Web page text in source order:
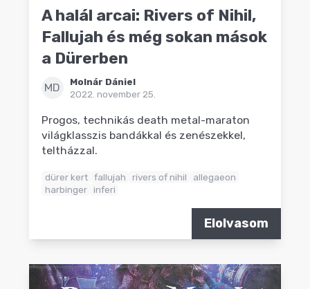
A halál arcai: Rivers of Nihil,
Fallujah és még sokan mások
a Dürerben
MD
Molnár Dániel
2022. november 25.
Progos, technikás death metal-maraton
világklasszis bandákkal és zenészekkel,
teltházzal.
dürer kert fallujah rivers of nihil
allegaeon
harbinger inferi
Elolvasom